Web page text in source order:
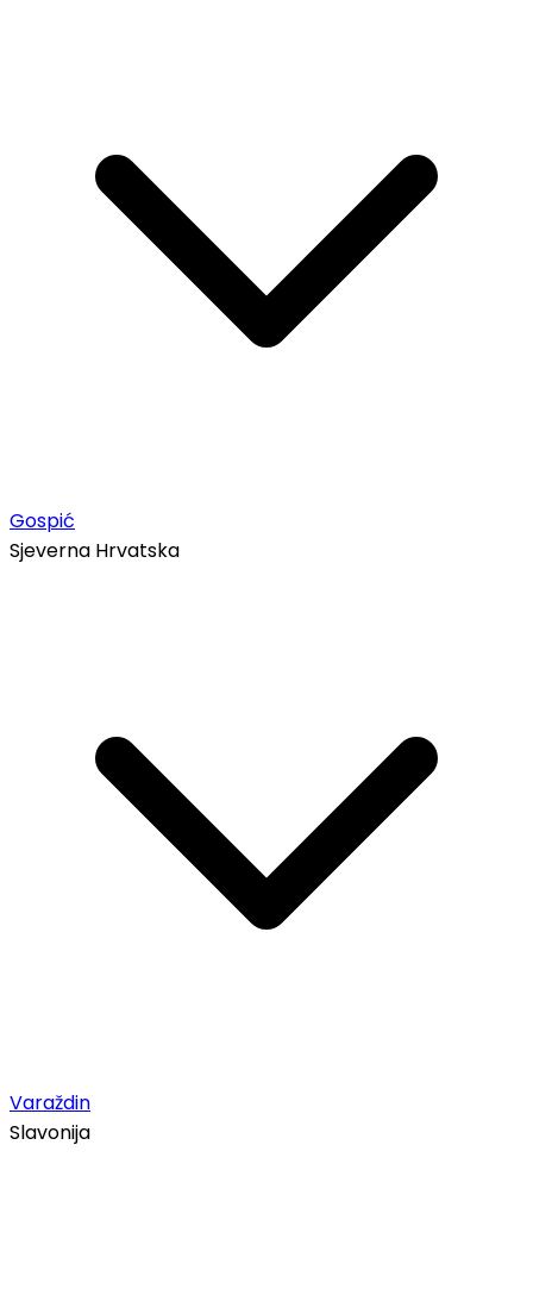
Gospić
Sjeverna Hrvatska
Varaždin
Slavonija